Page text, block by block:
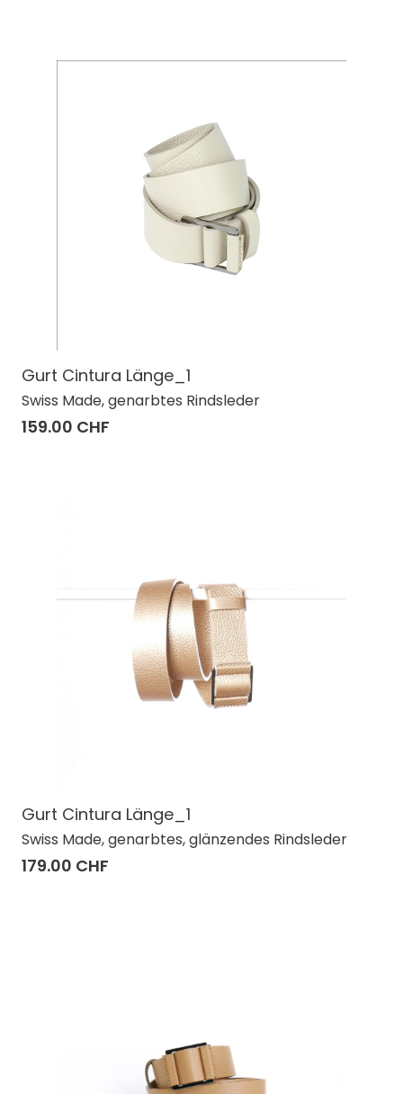
Gurt Cintura Länge_1
Swiss Made, genarbtes Rindsleder
159.00 CHF
Gurt Cintura Länge_1
Swiss Made, genarbtes, glänzendes Rindsleder
179.00 CHF